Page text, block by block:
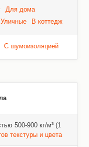
Для дома
Уличные В коттедж
С шумоизоляцией
500-900 кг/м³ (1
текстуры и цвета